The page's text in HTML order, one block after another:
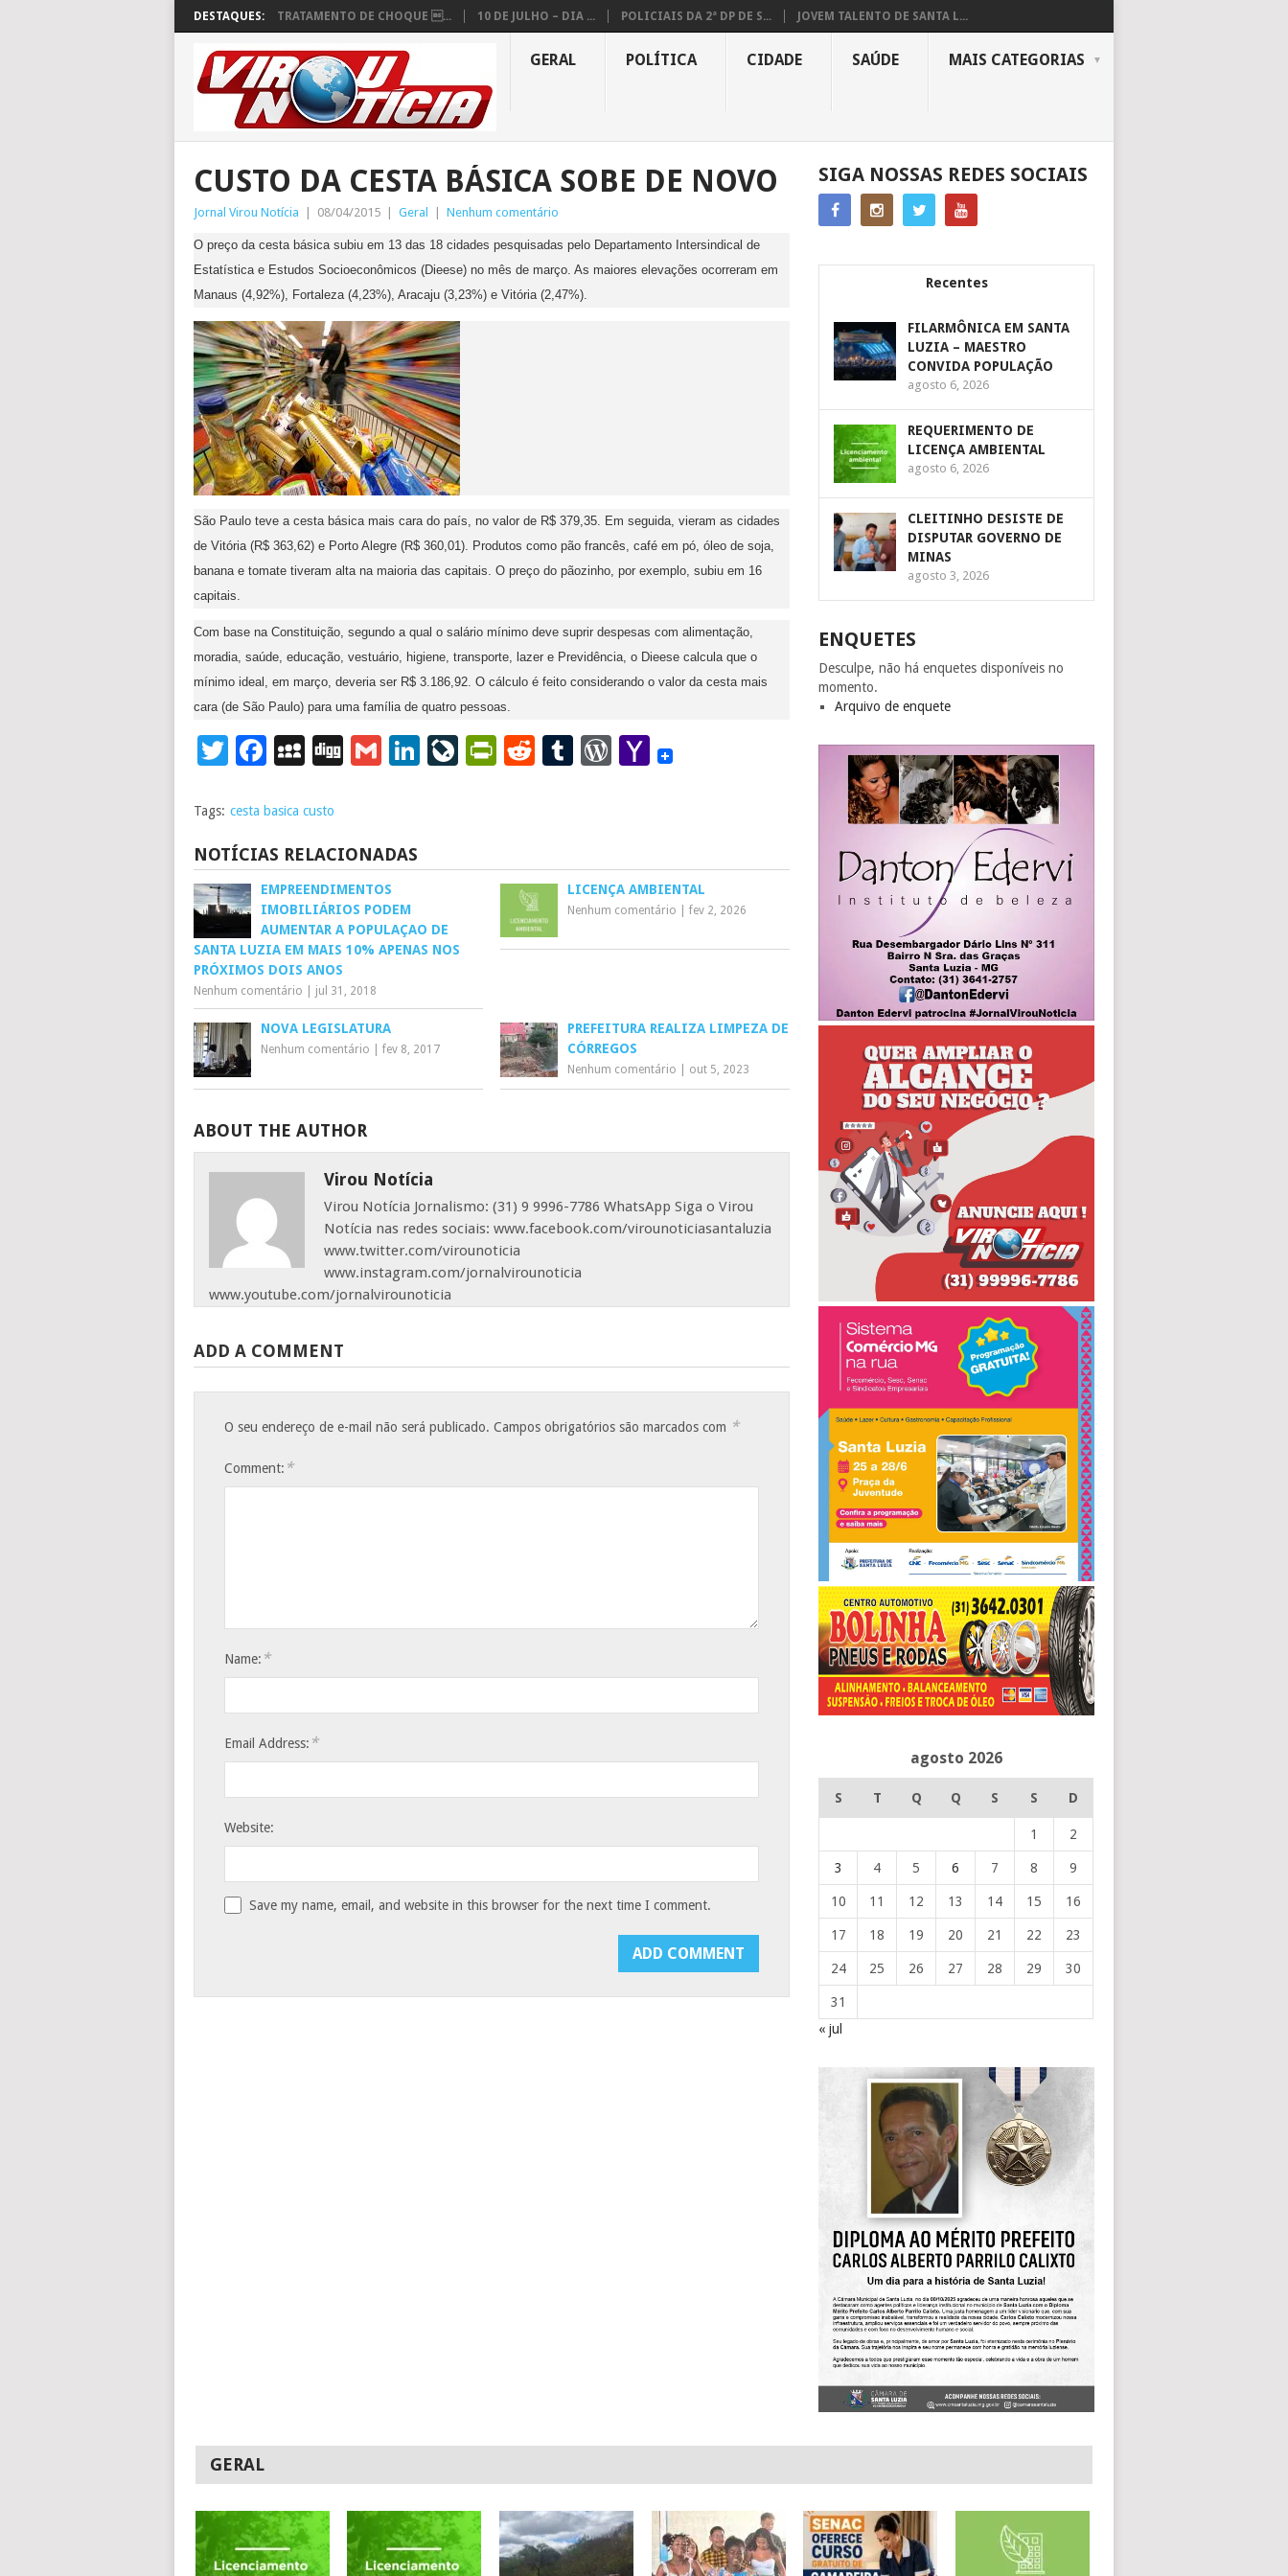
DESTAQUES: TRATAMENTO DE CHOQUE ... 10 DE JULHO – DIA ... POLICIAIS DA 2ª DP DE S... JOVEM TALENTO DE SANTA L...
GERAL POLÍTICA CIDADE SAÚDE MAIS CATEGORIAS
CUSTO DA CESTA BÁSICA SOBE DE NOVO
Jornal Virou Notícia 08/04/2015 Geral Nenhum comentário
O preço da cesta básica subiu em 13 das 18 cidades pesquisadas pelo Departamento Intersindical de
Estatística e Estudos Socioeconômicos (Dieese) no mês de março. As maiores elevações ocorreram em
Manaus (4,92%), Fortaleza (4,23%), Aracaju (3,23%) e Vitória (2,47%).
São Paulo teve a cesta básica mais cara do país, no valor de R$ 379,35. Em seguida, vieram as cidades
de Vitória (R$ 363,62) e Porto Alegre (R$ 360,01). Produtos como pão francês, café em pó, óleo de soja,
banana e tomate tiveram alta na maioria das capitais. O preço do pãozinho, por exemplo, subiu em 16
capitais.
Com base na Constituição, segundo a qual o salário mínimo deve suprir despesas com alimentação,
moradia, saúde, educação, vestuário, higiene, transporte, lazer e Previdência, o Dieese calcula que o
mínimo ideal, em março, deveria ser R$ 3.186,92. O cálculo é feito considerando o valor da cesta mais
cara (de São Paulo) para uma família de quatro pessoas.
Twitter
Facebook
MySpace
DiggGmailLinkedIn
LiveJournal
PrintFriendly
RedditTumblr
WordPress
Yahoo
Tags: cesta basica custo
NOTÍCIAS RELACIONADAS
EMPREENDIMENTOS
IMOBILIÁRIOS PODEM
AUMENTAR A POPULAÇAO DE
SANTA LUZIA EM MAIS 10% APENAS NOS
PRÓXIMOS DOIS ANOS
Nenhum comentário jul 31, 2018
LICENÇA AMBIENTAL
Nenhum comentário |fev 2, 2026
NOVA LEGISLATURA
Nenhum comentário fev 8, 2017
PREFEITURA REALIZA LIMPEZA DE
CÓRREGOS
Nenhum comentário out 5, 2023
ABOUT THE AUTHOR
Virou Notícia
Virou Notícia Jornalismo: (31) 9 9996-7786 WhatsApp Siga o Virou
Notícia nas redes sociais: www.facebook.com/virounoticiasantaluzia
www.twitter.com/virounoticia
www.instagram.com/jornalvirounoticia
www.youtube.com/jornalvirounoticia
ADD A COMMENT
O seu endereço de e-mail não será publicado. Campos obrigatórios são marcados com *
Comment: *
Name: *
Email Address: *
Website:
Save my name, email, and website in this browser for the next time I comment.
SIGA NOSSAS REDES SOCIAIS
Recentes
FILARMÔNICA EM SANTA
LUZIA – MAESTRO
CONVIDA POPULAÇÃO
agosto 6, 2026
REQUERIMENTO DE
LICENÇA AMBIENTAL
agosto 6, 2026
CLEITINHO DESISTE DE
DISPUTAR GOVERNO DE
MINAS
agosto 3, 2026
ENQUETES
Desculpe, não há enquetes disponíveis no
momento.
Arquivo de enquete
agosto 2026
S T Q Q S S D
1 2
3 4 5 6 7 8 9
10 11 12 13 14 15 16
17 18 19 20 21 22 23
24 25 26 27 28 29 30
31
« jul
GERAL